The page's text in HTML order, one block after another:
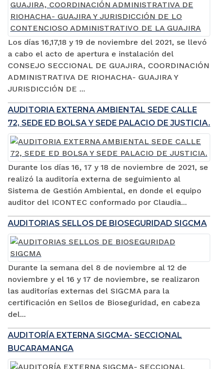
Los días 16,17,18 y 19 de noviembre del 2021, se llevó
a cabo el acto de apertura e instalación del
CONSEJO SECCIONAL DE GUAJIRA, COORDINACIÓN
ADMINISTRATIVA DE RIOHACHA- GUAJIRA Y
JURISDICCIÓN DE ...
AUDITORIA EXTERNA AMBIENTAL SEDE CALLE
72, SEDE ED BOLSA Y SEDE PALACIO DE JUSTICIA.
Durante los días 16, 17 y 18 de noviembre de 2021, se
realizó la auditoría externa de seguimiento al
Sistema de Gestión Ambiental, en donde el equipo
auditor del ICONTEC conformado por Claudia...
AUDITORIAS SELLOS DE BIOSEGURIDAD SIGCMA
Durante la semana del 8 de noviembre al 12 de
noviembre y el 16 y 17 de noviembre, se realizaron
las auditorías externas del SIGCMA para la
certificación en Sellos de Bioseguridad, en cabeza
del...
AUDITORÍA EXTERNA SIGCMA- SECCIONAL
BUCARAMANGA